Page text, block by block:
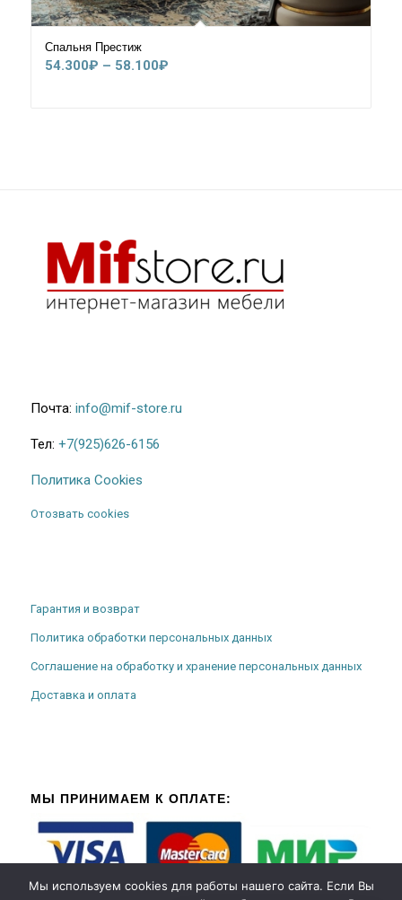
Спальня Престиж
54.300₽ – 58.100₽Диапазон
Почта: info@mif-store.ru
Тел: +7(925)626-6156
Политика Cookies
Отозвать cookies
Гарантия и возврат
Политика обработки персональных данных
Соглашение на обработку и хранение персональных данных
Доставка и оплата
МЫ ПРИНИМАЕМ К ОПЛАТЕ:
Мы используем cookies для работы нашего сайта. Если Вы